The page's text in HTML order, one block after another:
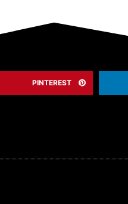
PINTEREST